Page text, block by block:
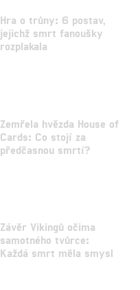
Hra o trůny: 6 postav,
jejichž smrt fanoušky
rozplakala
Zemřela hvězda House of
Cards: Co stojí za
předčasnou smrtí?
Závěr Vikingů očima
samotného tvůrce:
Každá smrt měla smysl